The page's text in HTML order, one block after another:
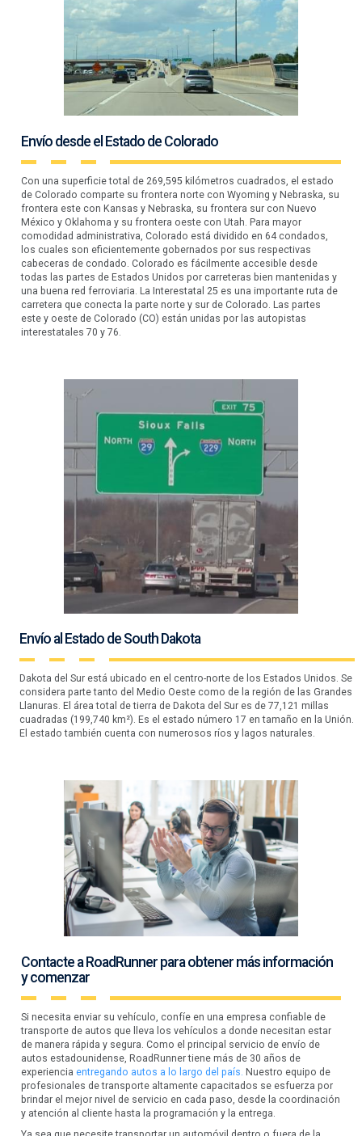
Envío desde el Estado de Colorado
Con una superficie total de 269,595 kilómetros cuadrados, el estado
de Colorado comparte su frontera norte con Wyoming y Nebraska, su
frontera este con Kansas y Nebraska, su frontera sur con Nuevo
México y Oklahoma y su frontera oeste con Utah. Para mayor
comodidad administrativa, Colorado está dividido en 64 condados,
los cuales son eficientemente gobernados por sus respectivas
cabeceras de condado. Colorado es fácilmente accesible desde
todas las partes de Estados Unidos por carreteras bien mantenidas y
una buena red ferroviaria. La Interestatal 25 es una importante ruta de
carretera que conecta la parte norte y sur de Colorado. Las partes
este y oeste de Colorado (CO) están unidas por las autopistas
interestatales 70 y 76.
Envío al Estado de South Dakota
Dakota del Sur está ubicado en el centro-norte de los Estados Unidos. Se
considera parte tanto del Medio Oeste como de la región de las Grandes
Llanuras. El área total de tierra de Dakota del Sur es de 77,121 millas
cuadradas (199,740 km²). Es el estado número 17 en tamaño en la Unión.
El estado también cuenta con numerosos ríos y lagos naturales.
Contacte a RoadRunner para obtener más información
y comenzar
Si necesita enviar su vehículo, confíe en una empresa confiable de
transporte de autos que lleva los vehículos a donde necesitan estar
de manera rápida y segura. Como el principal servicio de envío de
autos estadounidense, RoadRunner tiene más de 30 años de
experienciaentregando autos a lo largo del país. Nuestro equipo de
profesionales de transporte altamente capacitados se esfuerza por
brindar el mejor nivel de servicio en cada paso, desde la coordinación
y atención al cliente hasta la programación y la entrega.